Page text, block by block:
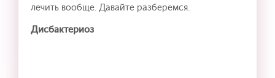
лечить вообще. Давайте разберемся.
Дисбактериоз